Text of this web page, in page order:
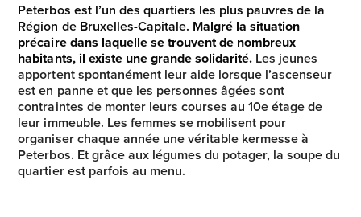
Peterbos est l’un des quartiers les plus pauvres de la
Région de Bruxelles-Capitale. Malgré la situation
précaire dans laquelle se trouvent de nombreux
habitants, il existe une grande solidarité. Les jeunes
apportent spontanément leur aide lorsque l’ascenseur
est en panne et que les personnes âgées sont
contraintes de monter leurs courses au 10e étage de
leur immeuble. Les femmes se mobilisent pour
organiser chaque année une véritable kermesse à
Peterbos. Et grâce aux légumes du potager, la soupe du
quartier est parfois au menu.